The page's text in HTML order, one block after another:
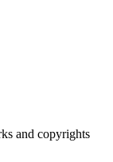
and copyrights